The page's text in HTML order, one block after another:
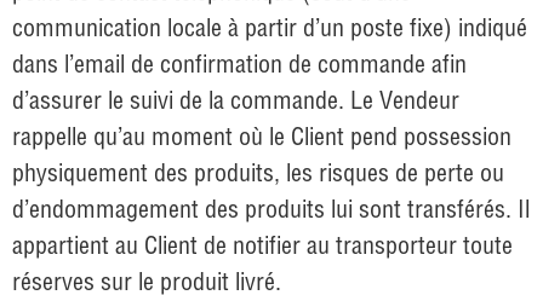
communication locale à partir d’un poste fixe) indiqué
dans l’email de confirmation de commande afin
d’assurer le suivi de la commande. Le Vendeur
rappelle qu’au moment où le Client pend possession
physiquement des produits, les risques de perte ou
d’endommagement des produits lui sont transférés. Il
appartient au Client de notifier au transporteur toute
réserves sur le produit livré.